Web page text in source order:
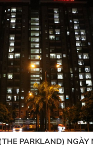
PARKLAND) NGÀY